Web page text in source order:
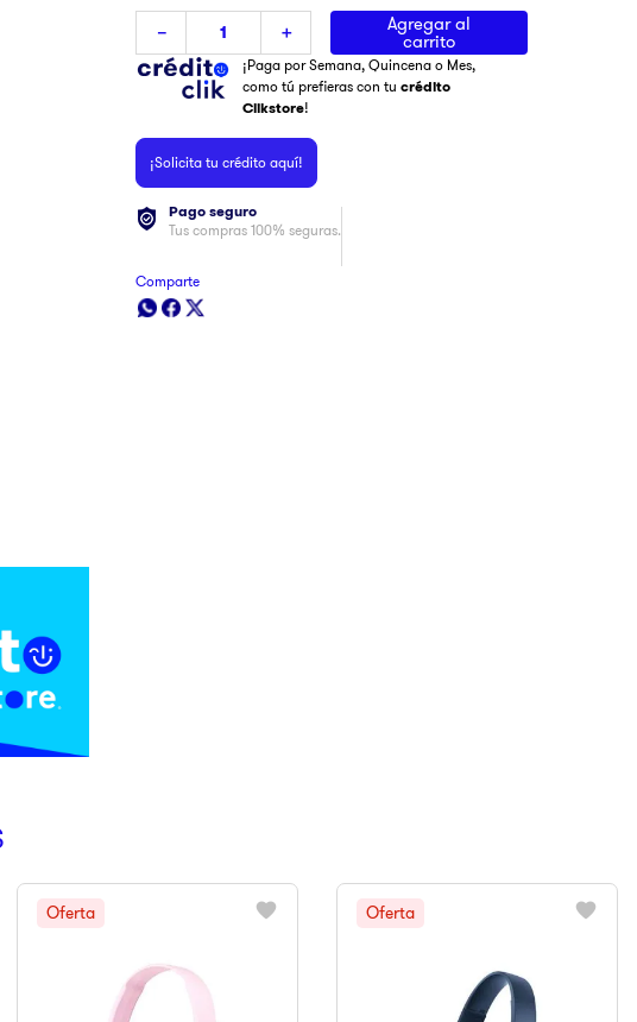
＋
－ Agregar al
carrito
¡Paga por Semana, Quincena o Mes,
como tú prefieras con tucrédito
Clikstore!
¡Solicita tu crédito aquí!
Pago seguro
Tus compras 100% seguras.
Comparte